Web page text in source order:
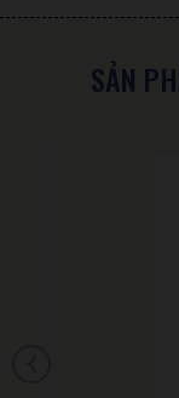
SẢN